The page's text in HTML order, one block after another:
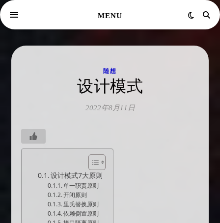
MENU
随想
设计模式
2022年8月11日
设计模式7大原则
单一职责原则
开闭原则
里氏替换原则
依赖倒置原则